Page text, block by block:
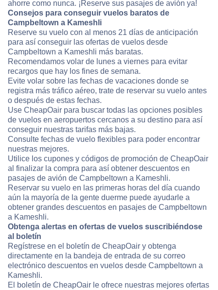
ahorre como nunca. ¡Reserve sus pasajes de avión ya!
Consejos para conseguir vuelos baratos de
Campbeltown a Kameshli
Reserve su vuelo con al menos 21 días de anticipación
para así conseguir las ofertas de vuelos desde
Campbeltown a Kameshli más baratas.
Recomendamos volar de lunes a viernes para evitar
recargos que hay los fines de semana.
Evite volar sobre las fechas de vacaciones donde se
registra más tráfico aéreo, trate de reservar su vuelo antes
o después de estas fechas.
Use CheapOair para buscar todas las opciones posibles
de vuelos en aeropuertos cercanos a su destino para así
conseguir nuestras tarifas más bajas.
Consulte fechas de vuelo flexibles para poder encontrar
nuestras mejores.
Utilice los cupones y códigos de promoción de CheapOair
al finalizar la compra para así obtener descuentos en
pasajes de avión de Campbeltown a Kameshli.
Reservar su vuelo en las primeras horas del día cuando
aún la mayoría de la gente duerme puede ayudarle a
obtener grandes descuentos en pasajes de Campbeltown
a Kameshli.
Obtenga alertas en ofertas de vuelos suscribiéndose
al boletín
Regístrese en el boletín de CheapOair y obtenga
directamente en la bandeja de entrada de su correo
electrónico descuentos en vuelos desde Campbeltown a
Kameshli.
El boletín de CheapOair le ofrece nuestras mejores ofertas